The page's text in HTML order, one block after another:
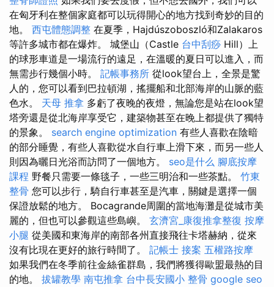
在匈牙利在整個家庭都可以玩得開心的地方找到奇妙的目的
地。 西屯體態調整 在夏季，Hajdúszoboszló和Zalakaros
等許多城市都在爆炸。 城堡山（Castle 台中刮痧 Hill）上
的球形車道是一場流行的遠足，在溫暖的夏日可以進入，而
無需步行幾個小時。 記帳事務所 從look望台上，全景是驚
人的，您可以看到巴拉頓湖，搖擺船和北部海岸的山脈的藍
色水。 天母 推拿 多虧了夜晚的夜燈，無論您是站在look望
塔旁還是從北海岸享受它，建築物甚至在晚上都提供了獨特
的景象。 search engine optimization 有些人喜歡在陰暗
的部分睡覺，有些人喜歡從水自行車上滑下來，而另一些人
則因為曬日光浴而訪問了一個地方。 seo是什么 腳底按摩
課程 野餐只​​需要一條毯子，一些三明治和一些茶點。 竹東
整骨 您可以步行，騎自行車甚至是汽車，關鍵是選擇一個
保證放鬆的地方。 Bocagrande周圍的當地海灘是從城市美
麗的，但也可以參觀這些島嶼。 玄濟宮_康復推拿整復 按摩
小腿 從美國和東海岸的南部各州直接飛往卡塔赫納，從來
沒有比現在更好的旅行時間了。 記帳士 接案 五權路按摩
如果我們在冬季前往金絲雀群島，我們將獲得歐盟最熱的目
的地。 拔罐教學 南屯推拿 台中長安國小 整骨 google seo